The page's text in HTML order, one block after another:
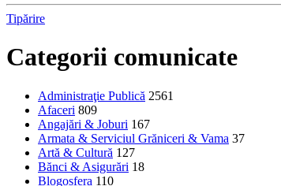
Tipărire
Categorii comunicate
Administraţie Publică 2561
Afaceri 809
Angajări & Joburi 167
Armata & Serviciul Grăniceri & Vama 37
Artă & Cultură 127
Bănci & Asigurări 18
Blogosfera 110